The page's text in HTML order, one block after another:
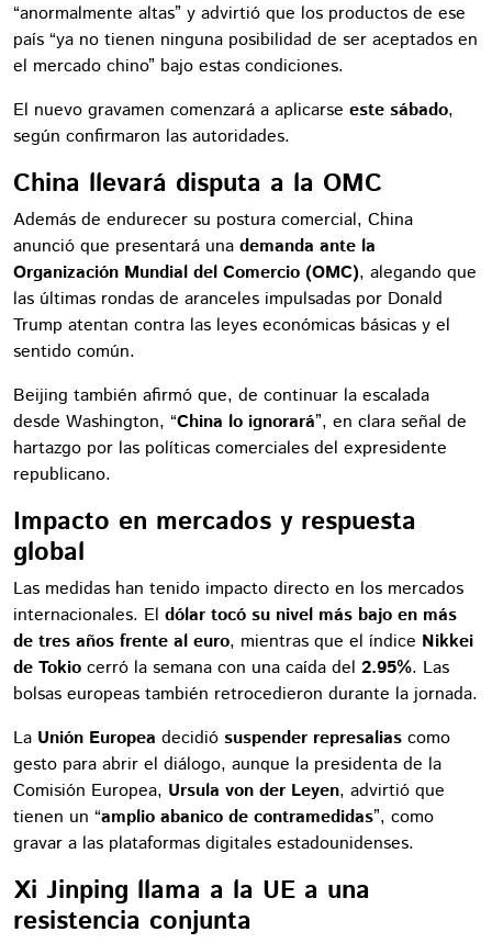
“anormalmente altas” y advirtió que los productos de ese
país “ya no tienen ninguna posibilidad de ser aceptados en
el mercado chino” bajo estas condiciones.
El nuevo gravamen comenzará a aplicarse este sábado,
según confirmaron las autoridades.
China llevará disputa a la OMC
Además de endurecer su postura comercial, China
anunció que presentará una demanda ante la
Organización Mundial del Comercio (OMC), alegando que
las últimas rondas de aranceles impulsadas por Donald
Trump atentan contra las leyes económicas básicas y el
sentido común.
Beijing también afirmó que, de continuar la escalada
desde Washington, “China lo ignorará”, en clara señal de
hartazgo por las políticas comerciales del expresidente
republicano.
Impacto en mercados y respuesta
global
Las medidas han tenido impacto directo en los mercados
internacionales. El dólar tocó su nivel más bajo en más
de tres años frente al euro, mientras que el índice Nikkei
de Tokio cerró la semana con una caída del 2.95%. Las
bolsas europeas también retrocedieron durante la jornada.
La Unión Europea decidió suspender represalias como
gesto para abrir el diálogo, aunque la presidenta de la
Comisión Europea, Ursula von der Leyen, advirtió que
tienen un “amplio abanico de contramedidas”, como
gravar a las plataformas digitales estadounidenses.
Xi Jinping llama a la UE a una
resistencia conjunta